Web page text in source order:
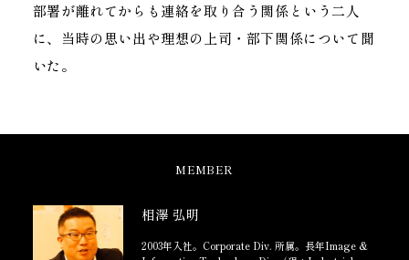
部署が離れてからも連絡を取り合う関係という二人
に、 当時の思い出や理想の上司・部下関係について聞
いた。
MEMBER
相澤 弘明
2003年入社。Corporate Div. 所属。長年Image &